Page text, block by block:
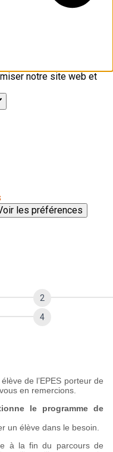
notre site web et
les préférences
de l’EPES porteur de
en remercions.
le programme de
un élève dans le besoin.
à la fin du parcours de